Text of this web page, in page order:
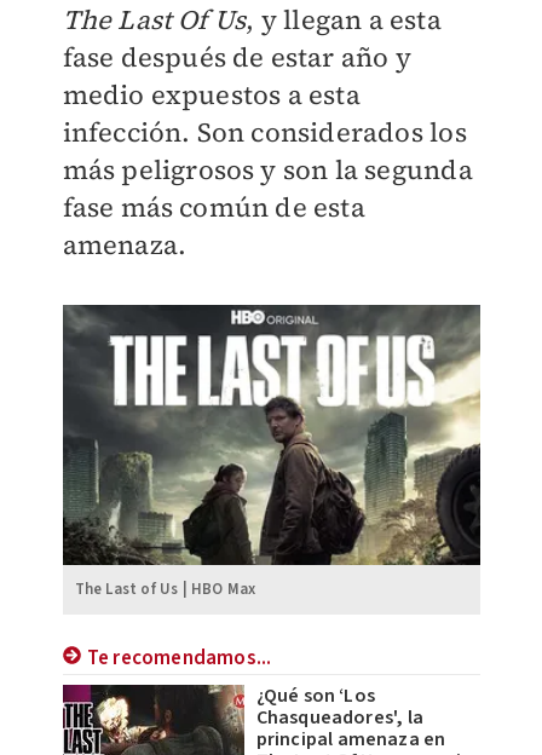
The Last Of Us, y llegan a esta
fase después de estar año y
medio expuestos a esta
infección. Son considerados los
más peligrosos y son la segunda
fase más común de esta
amenaza.
The Last of Us | HBO Max
Te recomendamos...
¿Qué son ‘Los
Chasqueadores', la
principal amenaza en